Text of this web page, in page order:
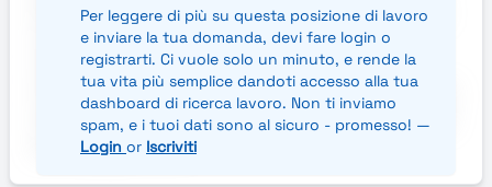
affidano a Randstad per la ricerca di personale. E
ogni giorno, Randstad offre migliaia di
opportunità di lavoro, in tutti i settori e per
qualsiasi profilo professionale.Aiutiamo persone e
organizzazioni a sviluppare il loro reale potenziale
per spingersi oltre.
Per leggere di più su questa posizione di lavoro
e inviare la tua domanda, devi fare login o
registrarti. Ci vuole solo un minuto, e rende la
tua vita più semplice dandoti accesso alla tua
dashboard di ricerca lavoro. Non ti inviamo
spam, e i tuoi dati sono al sicuro - promesso! —
Login or Iscriviti